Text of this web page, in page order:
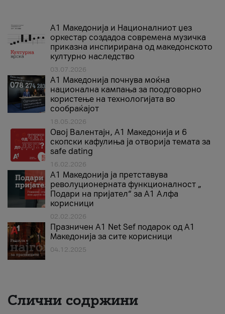
А1 Македонија и Националниот џез
оркестар создадоа современа музичка
приказна инспирирана од македонското
културно наследство
03.07.2026
A1 Македонија почнува моќна
национална кампања за поодговорно
користење на технологијата во
сообраќајот
18.05.2026
Овој Валентајн, A1 Македонија и 6
скопски кафулиња ја отворија темата за
safe dating
16.02.2026
А1 Македонија ја претставува
револуционерната функционалност „
Подари на пријател“ за А1 Алфа
корисници
02.02.2026
Празничен A1 Net Sеf подарок од А1
Македонија за сите корисници
04.12.2025
Слични содржини